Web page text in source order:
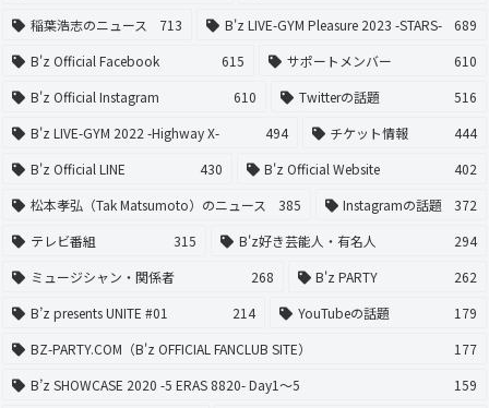
稲葉浩志のニュース
713 B'z LIVE-GYM Pleasure 2023 -STARS-
689
B'z Official Facebook
615 サポートメンバー
610
B'z Official Instagram
610 Twitterの話題
516
B'z LIVE-GYM 2022 -Highway X-
494 チケット情報
444
B'z Official LINE
430 B'z Official Website
402
松本孝弘（Tak Matsumoto）のニュース
385 Instagramの話題
372
テレビ番組
315 B'z好き芸能人・有名人
294
ミュージシャン・関係者
268 B'z PARTY
262
B’z presents UNITE #01
214 YouTubeの話題
179
BZ-PARTY.COM（B'z OFFICIAL FANCLUB SITE）
177
B’z SHOWCASE 2020 -5 ERAS 8820- Day1〜5
159